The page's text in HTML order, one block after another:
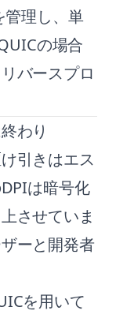
管理し、単
の場合
バースプロ
わり
引きはエス
は暗号化
させていま
ーと開発者
を用いて